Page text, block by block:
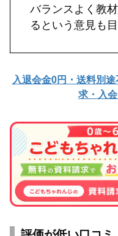
バランスよく教
るという意見も目
入退会金0円・送料別
求・入